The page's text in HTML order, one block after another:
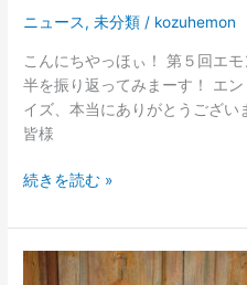
ニュース,未分類 / kozuhemon
こんにちやっほぃ！ 第５回エ
半を振り返ってみまーす！ エ
イズ、本当にありがとうござい
皆様
続きを読む »
母